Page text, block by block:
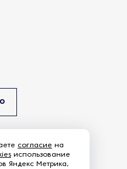
согласие на
использование
Яндекс Метрика,